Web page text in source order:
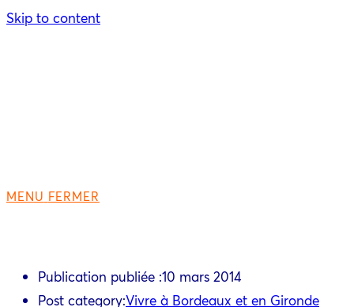
Skip to content
MENU FERMER
Publication publiée :10 mars 2014
Post category:Vivre à Bordeaux et en Gironde